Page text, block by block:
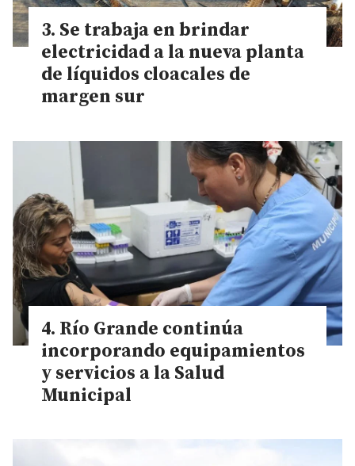
Se trabaja en brindar
electricidad a la nueva planta
de líquidos cloacales de
margen sur
Río Grande continúa
incorporando equipamientos
y servicios a la Salud
Municipal